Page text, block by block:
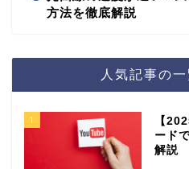
方法を徹底解説
人気記事の一
1
【
ード
解説